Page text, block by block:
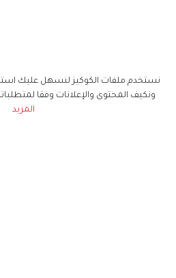
نستخدم ملفات الكوكيز لنسهل عليك
ونكيف المحتوى والإعلانات وفقا
المزيد